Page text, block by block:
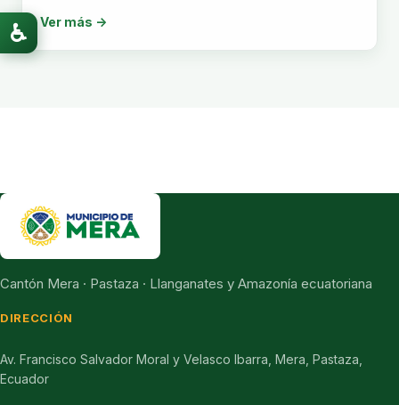
Ver más →
Cantón Mera · Pastaza · Llanganates y Amazonía ecuatoriana
DIRECCIÓN
Av. Francisco Salvador Moral y Velasco Ibarra, Mera, Pastaza,
Ecuador
♿